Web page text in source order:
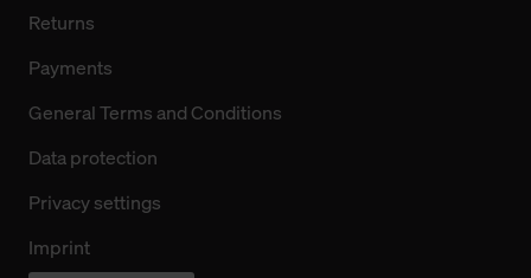
Returns
Payments
General Terms and Conditions
Data protection
Privacy settings
Imprint